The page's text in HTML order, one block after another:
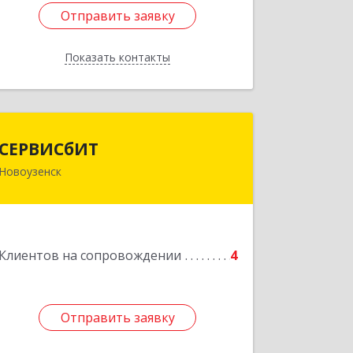
Отправить заявку
Показать контакты
Отправить заявку
Назад
СЕРВИСбИТ
Новоузенск
Клиентов на сопровождении 4
Отправить заявку
Подробнее
Отправить заявку